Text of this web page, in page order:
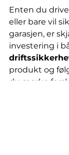
Enten du
eller bare vil
garasjen, er
investering i
produkt og
du merke